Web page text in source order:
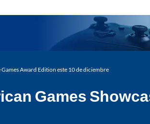
Award Edition este 10 de diciembre
Games